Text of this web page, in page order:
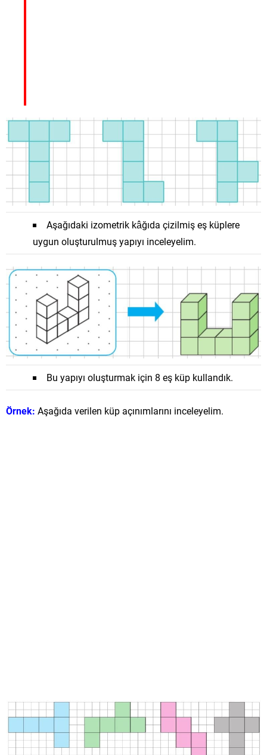
Aşağıdaki izometrik kâğıda çizilmiş eş küplere
uygun oluşturulmuş yapıyı inceleyelim.
Bu yapıyı oluşturmak için 8 eş küp kullandık.
Örnek: Aşağıda verilen küp açınımlarını inceleyelim.